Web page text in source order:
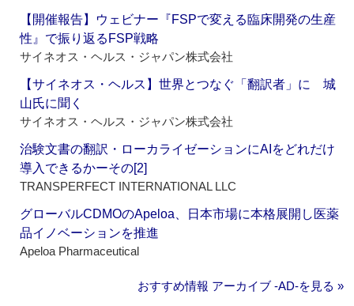
【開催報告】ウェビナー『FSPで変える臨床開発の生産
性』で振り返るFSP戦略
サイネオス・ヘルス・ジャパン株式会社
【サイネオス・ヘルス】世界とつなぐ「翻訳者」に 城
山氏に聞く
サイネオス・ヘルス・ジャパン株式会社
治験文書の翻訳・ローカライゼーションにAIをどれだけ
導入できるかーその[2]
TRANSPERFECT INTERNATIONAL LLC
グローバルCDMOのApeloa、日本市場に本格展開し医薬
品イノベーションを推進
Apeloa Pharmaceutical
おすすめ情報 アーカイブ ‐AD‐を見る »